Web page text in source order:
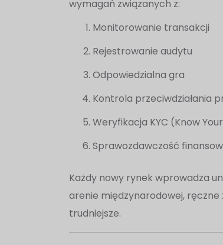
wymagań związanych z:
Monitorowanie transakcji
Rejestrowanie audytu
Odpowiedzialna gra
Kontrola przeciwdziałania
Weryfikacja KYC (Know
Sprawozdawczość
Każdy nowy rynek wprowadza
arenie międzynarodowej,
trudniejsze.